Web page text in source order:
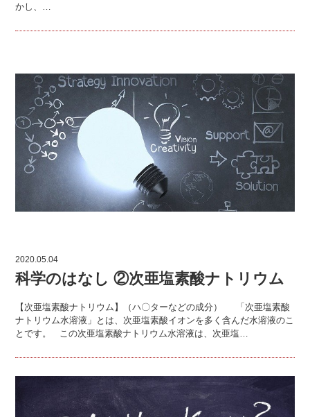
かし、…
2020.05.04
科学のはなし ②次亜塩素酸ナトリウム
【次亜塩素酸ナトリウム】（ハ〇ターなどの成分） 「次亜塩素酸
ナトリウム水溶液」とは、次亜塩素酸イオンを多く含んだ水溶液のこ
とです。 この次亜塩素酸ナトリウム水溶液は、次亜塩…